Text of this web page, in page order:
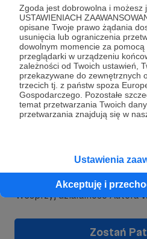
Zgoda jest dobrowolna i możesz
USTAWIENIACH
opisane Twoje prawo żądania
usunięcia lub ograniczenia
dowolnym momencie za pomocą
przeglądarki w urządzeniu
zależności od Twoich ustawień,
przekazywane do zewnętrznych
trzecich tj. z państw spoza
Gospodarczego. Pozostałe
temat przetwarzania Twoich
przetwarzania znajdują się w
Ustawienia
Akceptuję i
futbolamerykanski
Dołącz do
Wesprzyj działalność Autora
Zostań